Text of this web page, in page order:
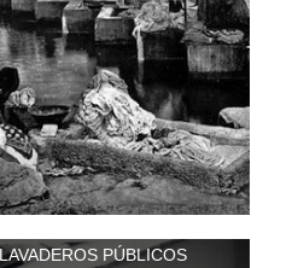
PÚBLICOS